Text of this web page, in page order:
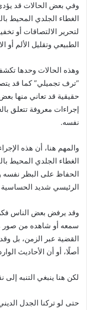
وفي بعض الحالات قد
الغطاء الجلدي المحيط
لتحرير الالتصاقات أو
الطبيعي وتقليل الألم أو
وهذه الحالات وحدها
“ترف تجميلي” كما قد
حقيقية قد تعاني منها
إجراءات معروفة تتعلق
نفسه.
والمهم هنا، أن هذه
الغطاء الجلدي المحيط
الحفاظ على البظر
الرئيسي شديد الحساسية
وقد يرفض بعض الناس
سمعه أو شاهده من صور
القضية عبر الزمن، بل
أصلًا، أو أن الأحاديث
لكن هنا ينبغي التنبه
حتى لو تركنا الجدل